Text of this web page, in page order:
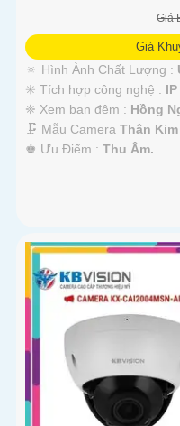
Giá
Giá
🔅 Hình Ành Chất Lượng :
✳️ Tích hợp công nghệ :
❈ Xem ban đêm : Hồng
🗜️ Mẫu Camera Thân
️♚ Ưu Điểm : Thu Âm.